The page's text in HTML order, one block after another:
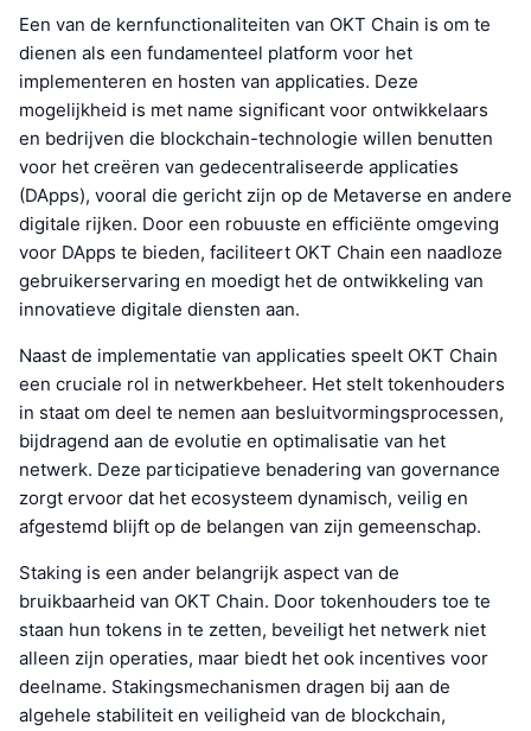
Een van de kernfunctionaliteiten van OKT Chain is om te
dienen als een fundamenteel platform voor het
implementeren en hosten van applicaties. Deze
mogelijkheid is met name significant voor ontwikkelaars
en bedrijven die blockchain-technologie willen benutten
voor het creëren van gedecentraliseerde applicaties
(DApps), vooral die gericht zijn op de Metaverse en andere
digitale rijken. Door een robuuste en efficiënte omgeving
voor DApps te bieden, faciliteert OKT Chain een naadloze
gebruikerservaring en moedigt het de ontwikkeling van
innovatieve digitale diensten aan.
Naast de implementatie van applicaties speelt OKT Chain
een cruciale rol in netwerkbeheer. Het stelt tokenhouders
in staat om deel te nemen aan besluitvormingsprocessen,
bijdragend aan de evolutie en optimalisatie van het
netwerk. Deze participatieve benadering van governance
zorgt ervoor dat het ecosysteem dynamisch, veilig en
afgestemd blijft op de belangen van zijn gemeenschap.
Staking is een ander belangrijk aspect van de
bruikbaarheid van OKT Chain. Door tokenhouders toe te
staan hun tokens in te zetten, beveiligt het netwerk niet
alleen zijn operaties, maar biedt het ook incentives voor
deelname. Stakingsmechanismen dragen bij aan de
algehele stabiliteit en veiligheid van de blockchain,